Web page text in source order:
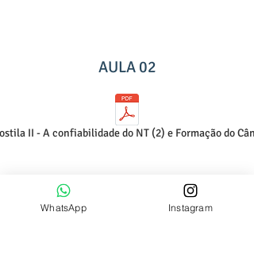
AULA 02
II - A confiabilidade do NT (2) e Formação do
WhatsApp Instagram